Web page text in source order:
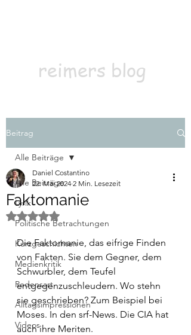
reimers blog
Beitrag
Alle Beiträge
Lyrik
Politische Betrachtungen
Kurzgeschichten
Medienkritik
Redensart
Alltagsimpressionen
Videos
Alle Beiträge
Faktomanie
Daniel Costantino
22. Mai 2024 2 Min. Lesezeit
Mit NaN von 5 Sternen bewertet.
Die Faktomanie, das eifrige Finden
von Fakten. Sie dem Gegner, dem
Schwurbler, dem Teufel
entgegenzuschleudern. Wo stehn
sie geschrieben? Zum Beispiel bei
Moses. In den srf-News. Die CIA hat
auch ihre Meriten.